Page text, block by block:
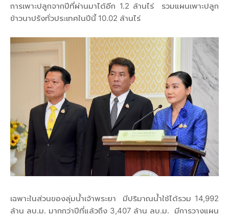
การเพาะปลูกจากปีที่ผ่านมาได้อีก 1.2 ล้านไร่ รวมแผนเพาะปลูก
ข้าวนาปรังทั่วประเทศในปีนี้ 10.02 ล้านไร่
เฉพาะในส่วนของลุ่มน้ำเจ้าพระยา มีปริมาณน้ำใช้ได้รวม 14,992
ล้าน ลบ.ม. มากกว่าปีที่แล้วถึง 3,407 ล้าน ลบ.ม. มีการวางแผน